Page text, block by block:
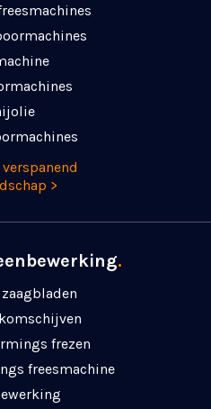
>
.
frezen
freesmachine